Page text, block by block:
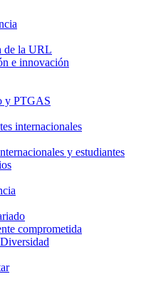
de la URL
e innovación
y PTGAS
internacionales
y estudiantes
comprometida